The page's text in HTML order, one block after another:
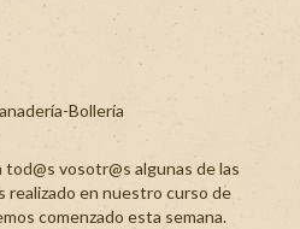
vosotr@s algunas de las
realizado en nuestro curso de
comenzado esta semana.